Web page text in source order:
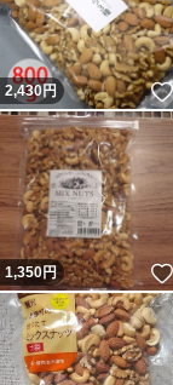
2,430円
1,350円